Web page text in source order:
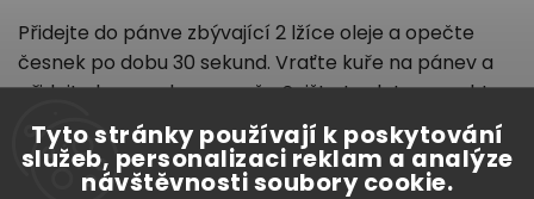
Tyto stránky používají k poskytování
služeb, personalizaci reklam a analýze
návštěvnosti soubory cookie.
Přidejte do pánve zbývající 2 lžíce oleje a opečte
česnek po dobu 30 sekund. Vraťte kuře na pánev a
přidejte karamelovou směs. Snižte teplotu a nechte
připravovat, dokud kuře již od kosti není růžové.
Karamelová omáčka by se měla zbarvit do
jantarové. Přidejte jalapeňos a vařte ještě jednu